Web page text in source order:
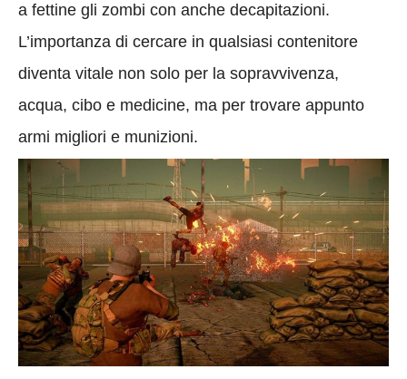
a fettine gli zombi con anche decapitazioni.
L’importanza di cercare in qualsiasi contenitore
diventa vitale non solo per la sopravvivenza,
acqua, cibo e medicine, ma per trovare appunto
armi migliori e munizioni.